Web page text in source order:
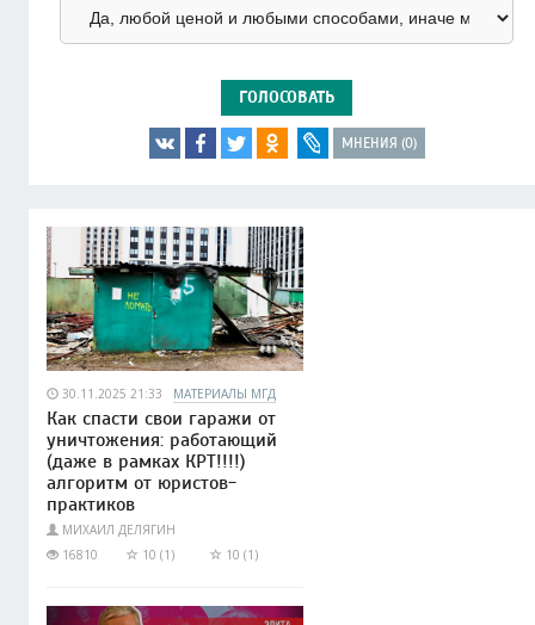
ГОЛОСОВАТЬ
МНЕНИЯ (0)
30.11.2025 21:33 МАТЕРИАЛЫ МГД
Как спасти свои гаражи от
уничтожения: работающий
(даже в рамках КРТ!!!!)
алгоритм от юристов-
практиков
МИХАИЛ ДЕЛЯГИН
16810
10 (1) 10 (1)